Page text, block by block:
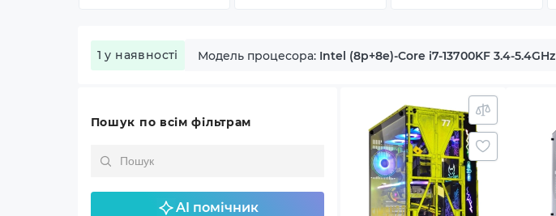
1 у наявності Модель процесора: Intel (8p+8e)-Core i7-13700KF 3.4-5.4GHz
Пошук по всім фільтрам
AI помічник